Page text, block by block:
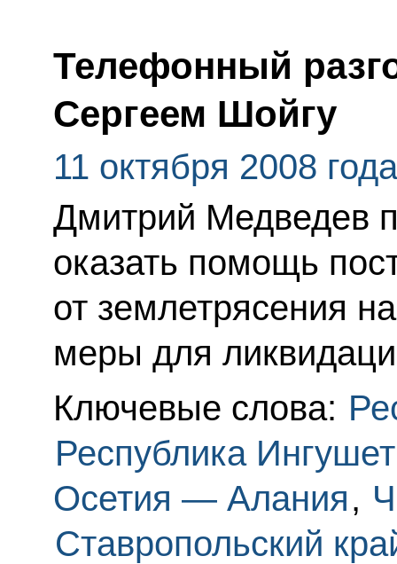
Телефонный
Сергеем Шойгу
11 октября 2008 года
Дмитрий Медведев
оказать помощь
от землетрясения
меры для
Ключевые слова:
Республика
Осетия — Алания,
Ставропольский